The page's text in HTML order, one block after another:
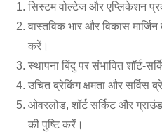
सिस्टम वोल्टेज और एप्लिकेशन
वास्तविक भार और विकास मार्जिन
करें।
स्थापना बिंदु पर संभावित शॉर्ट-
उचित ब्रेकिंग क्षमता और सर्विस
ओवरलोड, शॉर्ट सर्किट और
की पुष्टि करें।